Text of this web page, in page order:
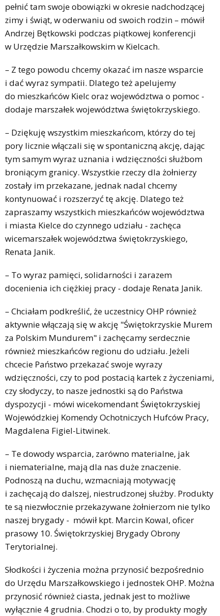
pełnić tam swoje obowiązki w okresie nadchodzącej
zimy i świąt, w oderwaniu od swoich rodzin – mówił
Andrzej Bętkowski podczas piątkowej konferencji
w Urzędzie Marszałkowskim w Kielcach.
– Z tego powodu chcemy okazać im nasze wsparcie
i dać wyraz sympatii. Dlatego też apelujemy
do mieszkańców Kielc oraz województwa o pomoc -
dodaje marszałek województwa świętokrzyskiego.
– Dziękuję wszystkim mieszkańcom, którzy do tej
pory licznie włączali się w spontaniczną akcję, dając
tym samym wyraz uznania i wdzięczności służbom
broniącym granicy. Wszystkie rzeczy dla żołnierzy
zostały im przekazane, jednak nadal chcemy
kontynuować i rozszerzyć tę akcję. Dlatego też
zapraszamy wszystkich mieszkańców województwa
i miasta Kielce do czynnego udziału - zachęca
wicemarszałek województwa świętokrzyskiego,
Renata Janik.
– To wyraz pamięci, solidarności i zarazem
docenienia ich ciężkiej pracy - dodaje Renata Janik.
– Chciałam podkreślić, że uczestnicy OHP również
aktywnie włączają się w akcję "Świętokrzyskie Murem
za Polskim Mundurem" i zachęcamy serdecznie
również mieszkańców regionu do udziału. Jeżeli
chcecie Państwo przekazać swoje wyrazy
wdzięczności, czy to pod postacią kartek z życzeniami,
czy słodyczy, to nasze jednostki są do Państwa
dyspozycji - mówi wicekomendant Świętokrzyskiej
Wojewódzkiej Komendy Ochotniczych Hufców Pracy,
Magdalena Figiel-Litwinek.
– Te dowody wsparcia, zarówno materialne, jak
i niematerialne, mają dla nas duże znaczenie.
Podnoszą na duchu, wzmacniają motywację
i zachęcają do dalszej, niestrudzonej służby. Produkty
te są niezwłocznie przekazywane żołnierzom nie tylko
naszej brygady - mówił kpt. Marcin Kowal, oficer
prasowy 10. Świętokrzyskiej Brygady Obrony
Terytorialnej.
Słodkości i życzenia można przynosić bezpośrednio
do Urzędu Marszałkowskiego i jednostek OHP. Można
przynosić również ciasta, jednak jest to możliwe
wyłącznie 4 grudnia. Chodzi o to, by produkty mogły